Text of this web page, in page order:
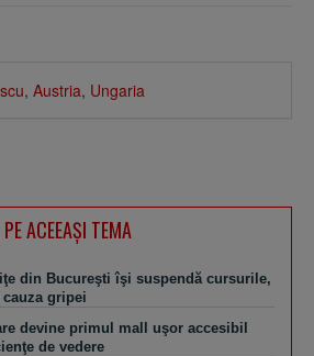
, Austria, Ungaria
PE ACEEAŞI TEMA
din Bucureşti îşi suspendă cursurile,
gripei
devine primul mall uşor accesibil
de vedere